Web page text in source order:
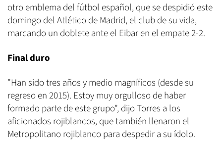
otro emblema del fútbol español, que se despidió este
domingo del Atlético de Madrid, el club de su vida,
marcando un doblete ante el Eibar en el empate 2-2.
Final duro
"Han sido tres años y medio magníficos (desde su
regreso en 2015). Estoy muy orgulloso de haber
formado parte de este grupo", dijo Torres a los
aficionados rojiblancos, que también llenaron el
Metropolitano rojiblanco para despedir a su ídolo.